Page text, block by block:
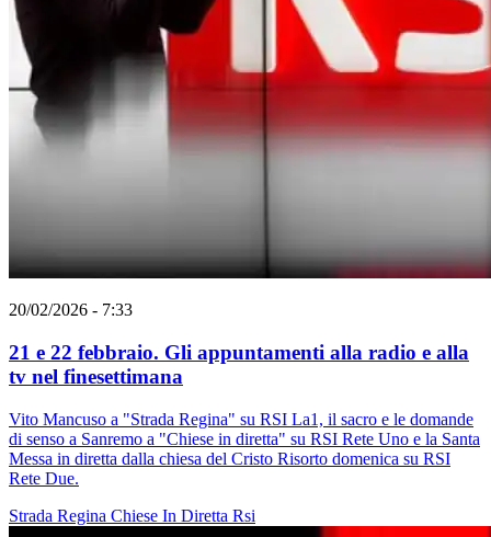
20/02/2026 - 7:33
21 e 22 febbraio. Gli appuntamenti alla radio e alla
tv nel finesettimana
Vito Mancuso a "Strada Regina" su RSI La1, il sacro e le domande
di senso a Sanremo a "Chiese in diretta" su RSI Rete Uno e la Santa
Messa in diretta dalla chiesa del Cristo Risorto domenica su RSI
Rete Due.
Strada Regina Chiese In Diretta Rsi